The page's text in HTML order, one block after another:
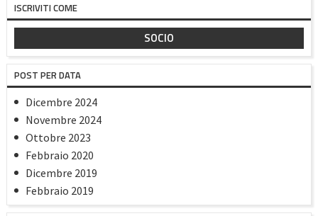
ISCRIVITI COME
SOCIO
POST PER DATA
Dicembre 2024
Novembre 2024
Ottobre 2023
Febbraio 2020
Dicembre 2019
Febbraio 2019
Gennaio 2019